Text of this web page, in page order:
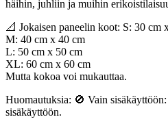
häihin, juhliin ja muihin
📐 Jokaisen paneelin koot: S: 30 cm
M: 40 cm x 40 cm
L: 50 cm x 50 cm
XL: 60 cm x 60 cm
Mutta kokoa voi mukauttaa.
Huomautuksia: 🚫 Vain
sisäkäyttöön.